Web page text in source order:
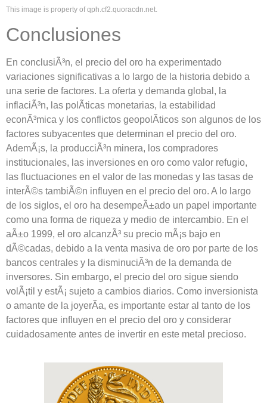
This image is property of qph.cf2.quoracdn.net.
Conclusiones
En conclusiÃ³n, el precio del oro ha experimentado
variaciones significativas a lo largo de la historia debido a
una serie de factores. La oferta y demanda global, la
inflaciÃ³n, las polÃ­ticas monetarias, la estabilidad
econÃ³mica y los conflictos geopolÃ­ticos son algunos de los
factores subyacentes que determinan el precio del oro.
AdemÃ¡s, la producciÃ³n minera, los compradores
institucionales, las inversiones en oro como valor refugio,
las fluctuaciones en el valor de las monedas y las tasas de
interÃ©s tambiÃ©n influyen en el precio del oro. A lo largo
de los siglos, el oro ha desempeÃ±ado un papel importante
como una forma de riqueza y medio de intercambio. En el
aÃ±o 1999, el oro alcanzÃ³ su precio mÃ¡s bajo en
dÃ©cadas, debido a la venta masiva de oro por parte de los
bancos centrales y la disminuciÃ³n de la demanda de
inversores. Sin embargo, el precio del oro sigue siendo
volÃ¡til y estÃ¡ sujeto a cambios diarios. Como inversionista
o amante de la joyerÃ­a, es importante estar al tanto de los
factores que influyen en el precio del oro y considerar
cuidadosamente antes de invertir en este metal precioso.